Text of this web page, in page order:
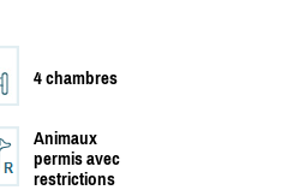
4 chambres
Animaux
permis avec
restrictions